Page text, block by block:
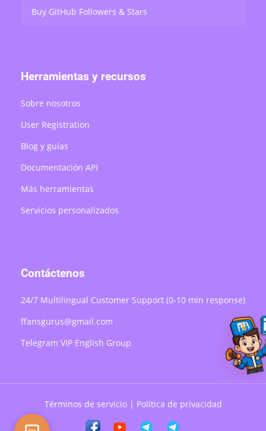
Buy GitHub Followers & Stars
Herramientas y recursos
Sobre nosotros
User Registration
Blog y guías
Documentación API
Más herramientas
Servicios personalizados
Contáctenos
24/7 Multilingual Customer Support (0-10 min response)
ffansgurus@gmail.com
Telegram VIP English Group
Términos de servicio| Política de privacidad